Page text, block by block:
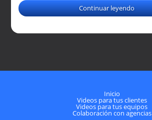
Continuar leyendo
Inicio
Videos para tus clientes
Videos para tus equipos
Colaboración con agencias